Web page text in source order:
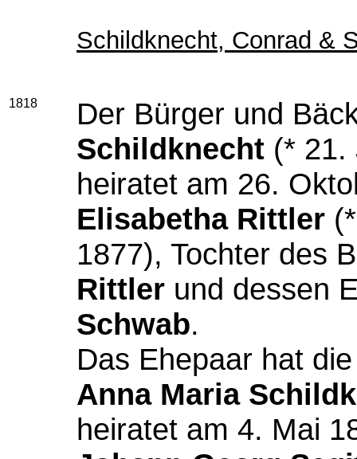
Schildknecht, Conrad &
1818
Der Bürger und
Schildknecht (* 21.
heiratet am 26.
Elisabetha Rittler
1877), Tochter des
Rittler und dessen
Schwab.
Das Ehepaar hat
Anna Maria
heiratet am 4. Mai